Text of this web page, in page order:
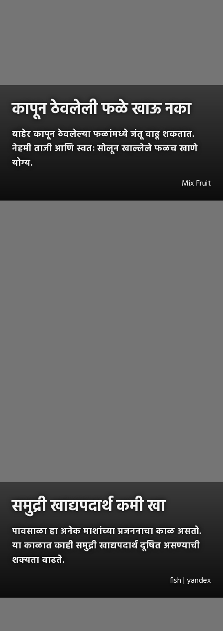
कापून ठेवलेली फळे खाऊ नका
बाहेर कापून ठेवलेल्या फळांमध्ये जंतू वाढू शकतात.
नेहमी ताजी आणि स्वतः सोलून खाल्लेले फळच खाणे
योग्य.
Mix Fruit
समुद्री खाद्यपदार्थ कमी खा
पावसाळा हा अनेक माशांच्या प्रजननाचा काळ असतो.
या काळात काही समुद्री खाद्यपदार्थ दूषित असण्याची
शक्यता वाढते.
fish | yandex